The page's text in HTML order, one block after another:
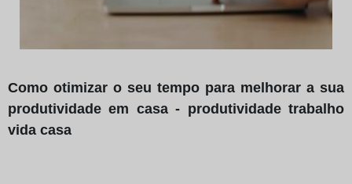
Como otimizar o seu tempo para melhorar a sua
produtividade em casa - produtividade trabalho
vida casa